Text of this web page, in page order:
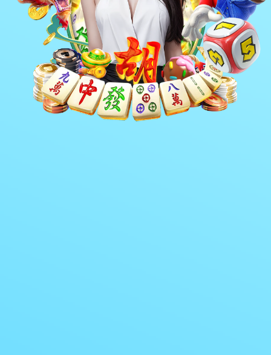
工程案例
赛事案例 区域案例 球场案例 器材案例
赛事案例 首页> 工程案例> 赛事案例